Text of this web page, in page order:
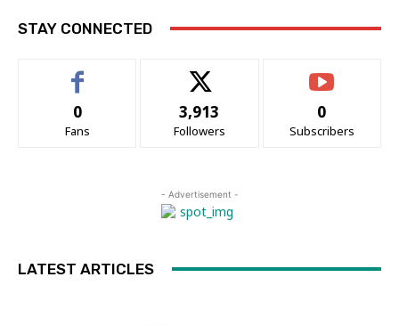
STAY CONNECTED
0
Fans
3,913
Followers
0
Subscribers
- Advertisement -
LATEST ARTICLES